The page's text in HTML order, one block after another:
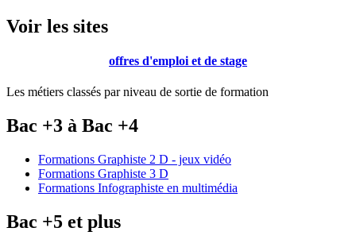
Voir les sites
offres d'emploi et de stage
Les métiers classés par niveau de sortie de formation
Bac +3 à Bac +4
Formations Graphiste 2 D - jeux vidéo
Formations Graphiste 3 D
Formations Infographiste en multimédia
Bac +5 et plus